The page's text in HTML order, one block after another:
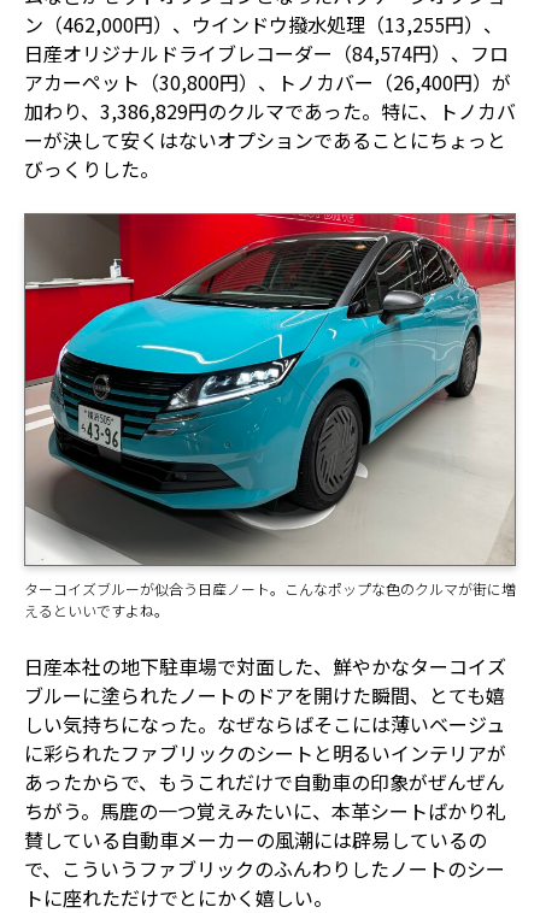
ン（462,000円）、ウインドウ撥水処理（13,255円）、
日産オリジナルドライブレコーダー（84,574円）、フロ
アカーペット（30,800円）、トノカバー（26,400円）が
加わり、3,386,829円のクルマであった。特に、トノカバ
ーが決して安くはないオプションであることにちょっと
びっくりした。
ターコイズブルーが似合う日産ノート。こんなポップな色のクルマが街に増
えるといいですよね。
日産本社の地下駐車場で対面した、鮮やかなターコイズ
ブルーに塗られたノートのドアを開けた瞬間、とても嬉
しい気持ちになった。なぜならばそこには薄いベージュ
に彩られたファブリックのシートと明るいインテリアが
あったからで、もうこれだけで自動車の印象がぜんぜん
ちがう。馬鹿の一つ覚えみたいに、本革シートばかり礼
賛している自動車メーカーの風潮には辟易しているの
で、こういうファブリックのふんわりしたノートのシー
トに座れただけでとにかく嬉しい。